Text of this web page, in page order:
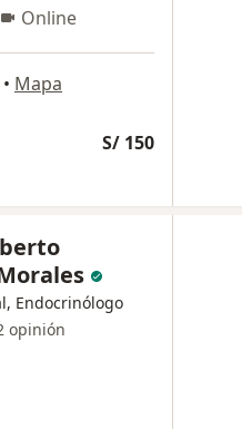
Online
• Mapa
S/ 150
Endocrinólogo
opinión